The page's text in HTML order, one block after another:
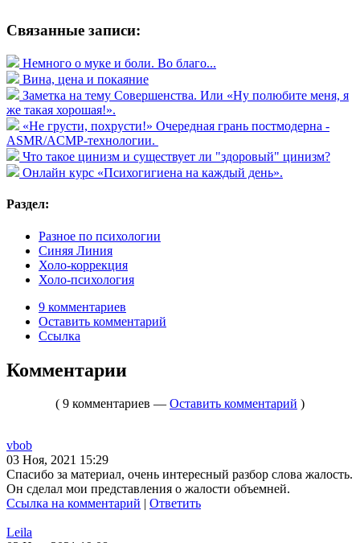
Связанные записи:
Немного о муке и боли. Во благо...
Вина, цена и покаяние
Заметка на тему Совершенства. Или «Ну полюбите меня, я
же такая хорошая!».
«Не грусти, похрусти!» Очередная грань постмодерна -
ASMR/ACMP-технологии.
Что такое цинизм и существует ли "здоровый" цинизм?
Онлайн курс «Психогигиена на каждый день».
Раздел:
Разное по психологии
Синяя Линия
Холо-коррекция
Холо-психология
9 комментариев
Оставить комментарий
Ссылка
Комментарии
( 9 комментариев — Оставить комментарий )
vbob
03 Ноя, 2021 15:29
Спасибо за материал, очень интересный разбор слова жалость.
Он сделал мои представления о жалости объемней.
Ссылка на комментарий
Ответить
Leila